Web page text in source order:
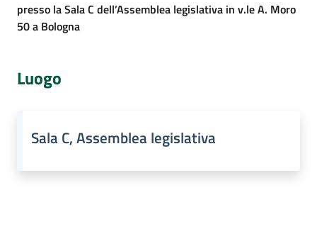
Argomenti
Per i media
presso la Sala C dell’Assemblea legislativa in v.le A. Moro
50 a Bologna
Luogo
Sala C, Assemblea legislativa